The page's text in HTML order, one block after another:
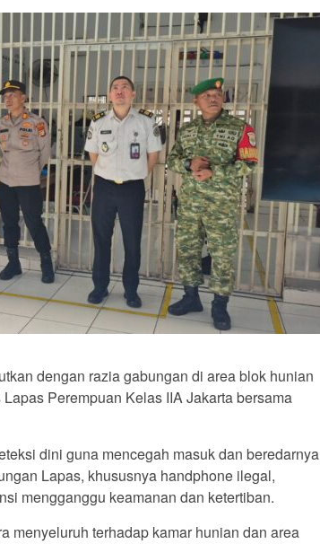
dengan razia gabungan di area blok hunian
Perempuan Kelas IIA Jakarta bersama
dini guna mencegah masuk dan beredarnya
Lapas, khususnya handphone ilegal,
mengganggu keamanan dan ketertiban.
menyeluruh terhadap kamar hunian dan area